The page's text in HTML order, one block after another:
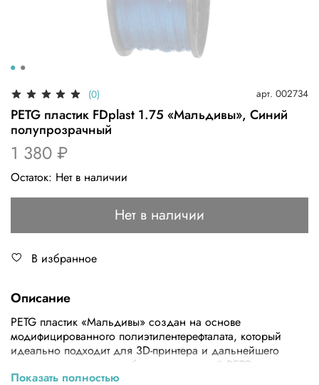
(0) арт. 002734
PETG пластик FDplast 1.75 «Мальдивы», Синий
полупрозрачный
1 380 ₽
Остаток: Нет в наличии
Нет в наличии
В избранное
Описание
PETG пластик «Мальдивы» создан на основе
модифицированного полиэтилентерефталата, который
идеально подходит для 3D-принтера и дальнейшего
создания трехмерных объемных моделей.PETG пластик у
нас возможно купить в катушках весом от 1 кг, с диаметр
Показать полностью